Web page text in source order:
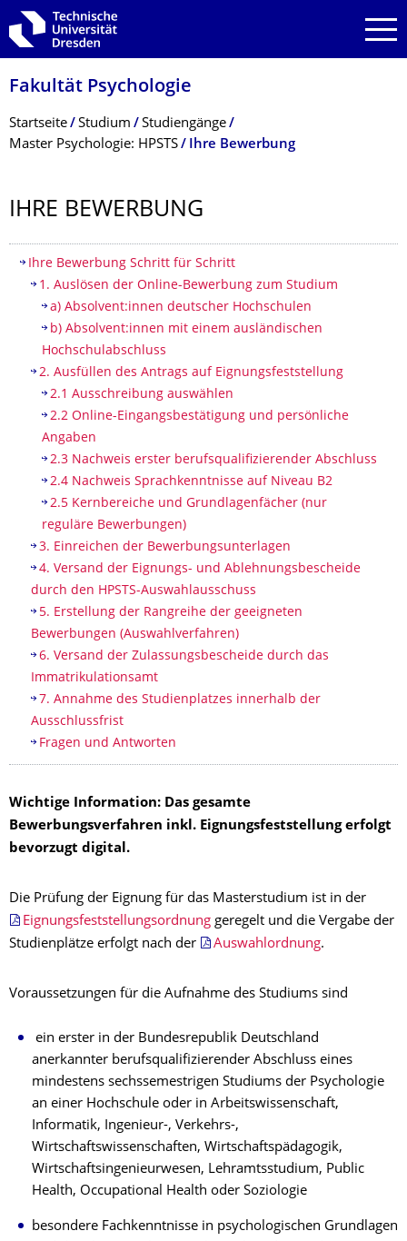
Zur Hauptnavigation springen
Zur Suche springen
Zum Inhalt springen
Fakultät Psychologie
Breadcrumb-Menü
Startseite Studium
Studiengänge
Master Psychologie: HPSTS
Ihre Bewerbung
IHRE BEWERBUNG
Inhaltsverzeichnis
Ihre Bewerbung Schritt für Schritt
1. Auslösen der Online-Bewerbung zum Studium
a) Absolvent:innen deutscher Hochschulen
b) Absolvent:innen mit einem ausländischen
Hochschulabschluss
2. Ausfüllen des Antrags auf Eignungsfeststellung
2.1 Ausschreibung auswählen
2.2 Online-Eingangsbestätigung und persönliche
Angaben
2.3 Nachweis erster berufsqualifizierender Abschluss
2.4 Nachweis Sprachkenntnisse auf Niveau B2
2.5 Kernbereiche und Grundlagenfächer (nur
reguläre Bewerbungen)
3. Einreichen der Bewerbungsunterlagen
4. Versand der Eignungs- und Ablehnungsbescheide
durch den HPSTS-Auswahlausschuss
5. Erstellung der Rangreihe der geeigneten
Bewerbungen (Auswahlverfahren)
6. Versand der Zulassungsbescheide durch das
Immatrikulationsamt
7. Annahme des Studienplatzes innerhalb der
Ausschlussfrist
Fragen und Antworten
Wichtige Information: Das gesamte
Bewerbungsverfahren inkl. Eignungsfeststellung erfolgt
bevorzugt digital.
Die Prüfung der Eignung für das Masterstudium ist in der
Eignungsfeststellungsordnung geregelt und die Vergabe der
Studienplätze erfolgt nach der
Auswahlordnung.
Voraussetzungen für die Aufnahme des Studiums sind
ein erster in der Bundesrepublik Deutschland
anerkannter berufsqualifizierender Abschluss eines
mindestens sechssemestrigen Studiums der Psychologie
an einer Hochschule oder in Arbeitswissenschaft,
Informatik, Ingenieur-, Verkehrs-,
Wirtschaftswissenschaften, Wirtschaftspädagogik,
Wirtschaftsingenieurwesen, Lehramtsstudium, Public
Health, Occupational Health oder Soziologie
besondere Fachkenntnisse in psychologischen Grundlagen